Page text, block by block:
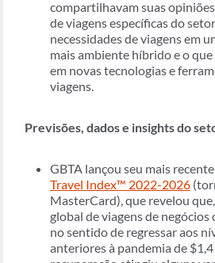
compartilhavam suas
de viagens específicas do
necessidades de viagens em
mais ambiente híbrido e o
em novas tecnologias e
viagens.
Previsões, dados e insights do
GBTA lançou seu mais recente
Travel Index™ 2022-2026
MasterCard), que revelou
global de viagens de
no sentido de regressar aos
anteriores à pandemia de